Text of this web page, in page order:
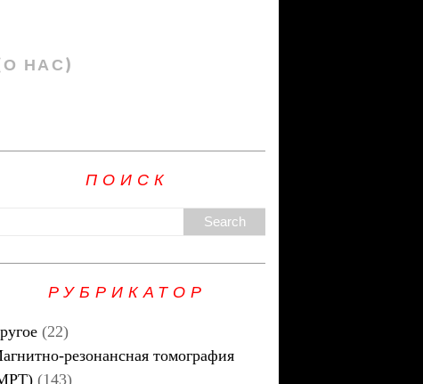
НАС)
ПОИСК
РУБРИКАТОР
(22)
резонансная томография
(143)